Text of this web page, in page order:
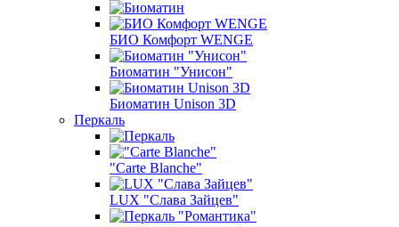
БИО Комфорт WENGE
Биоматин "Унисон"
Биоматин Unison 3D
Перкаль
"Carte Blanche"
LUX "Слава Зайцев"